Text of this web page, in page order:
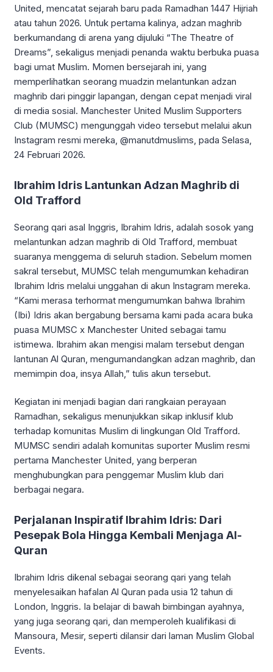
United, mencatat sejarah baru pada Ramadhan 1447 Hijriah
atau tahun 2026. Untuk pertama kalinya, adzan maghrib
berkumandang di arena yang dijuluki “The Theatre of
Dreams”, sekaligus menjadi penanda waktu berbuka puasa
bagi umat Muslim. Momen bersejarah ini, yang
memperlihatkan seorang muadzin melantunkan adzan
maghrib dari pinggir lapangan, dengan cepat menjadi viral
di media sosial. Manchester United Muslim Supporters
Club (MUMSC) mengunggah video tersebut melalui akun
Instagram resmi mereka, @manutdmuslims, pada Selasa,
24 Februari 2026.
Ibrahim Idris Lantunkan Adzan Maghrib di
Old Trafford
Seorang qari asal Inggris, Ibrahim Idris, adalah sosok yang
melantunkan adzan maghrib di Old Trafford, membuat
suaranya menggema di seluruh stadion. Sebelum momen
sakral tersebut, MUMSC telah mengumumkan kehadiran
Ibrahim Idris melalui unggahan di akun Instagram mereka.
“Kami merasa terhormat mengumumkan bahwa Ibrahim
(Ibi) Idris akan bergabung bersama kami pada acara buka
puasa MUMSC x Manchester United sebagai tamu
istimewa. Ibrahim akan mengisi malam tersebut dengan
lantunan Al Quran, mengumandangkan adzan maghrib, dan
memimpin doa, insya Allah,” tulis akun tersebut.
Kegiatan ini menjadi bagian dari rangkaian perayaan
Ramadhan, sekaligus menunjukkan sikap inklusif klub
terhadap komunitas Muslim di lingkungan Old Trafford.
MUMSC sendiri adalah komunitas suporter Muslim resmi
pertama Manchester United, yang berperan
menghubungkan para penggemar Muslim klub dari
berbagai negara.
Perjalanan Inspiratif Ibrahim Idris: Dari
Pesepak Bola Hingga Kembali Menjaga Al-
Quran
Ibrahim Idris dikenal sebagai seorang qari yang telah
menyelesaikan hafalan Al Quran pada usia 12 tahun di
London, Inggris. Ia belajar di bawah bimbingan ayahnya,
yang juga seorang qari, dan memperoleh kualifikasi di
Mansoura, Mesir, seperti dilansir dari laman Muslim Global
Events.